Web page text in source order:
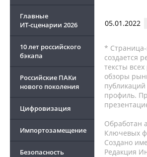
Главные
ИТ-сценарии 2026
10 лет российского
бэкапа
Российские ПАКи
нового поколения
Цифровизация
Импортозамещение
Безопасность
05.01.2022
* Страница-
создается
тексты
обзоры
профиль.
Обработан
Ключевых
Создано
Редакция